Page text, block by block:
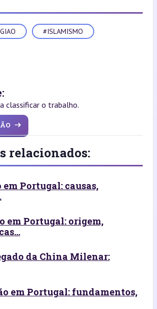
#ISLAMISMO
classificar o trabalho.
relacionados:
em Portugal: causas,
em Portugal: origem,
da China Milenar:
em Portugal: fundamentos,